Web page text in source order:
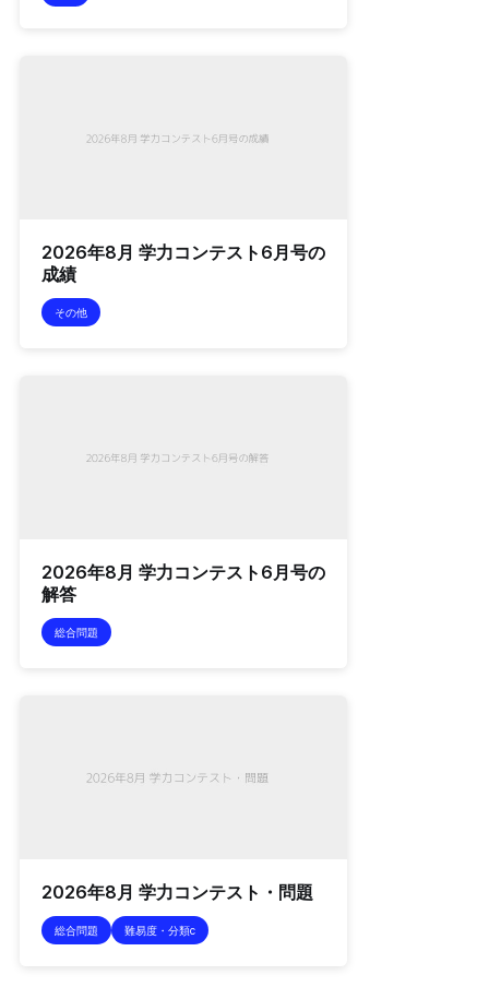
2026年8月 学力コンテスト6月号の
成績
その他
2026年8月 学力コンテスト6月号の
解答
総合問題
2026年8月 学力コンテスト・問題
総合問題 難易度・分類c